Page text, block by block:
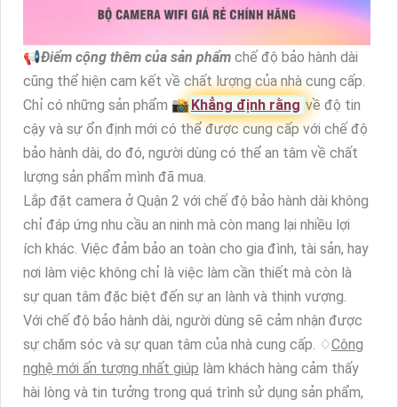
📢Điểm cộng thêm của sản phẩm chế độ bảo hành dài
cũng thể hiện cam kết về chất lượng của nhà cung cấp.
Chỉ có những sản phẩm 📸 Khẳng định rằng về độ tin
cậy và sự ổn định mới có thể được cung cấp với chế độ
bảo hành dài, do đó, người dùng có thể an tâm về chất
lượng sản phẩm mình đã mua.
Lắp đặt camera ở Quận 2 với chế độ bảo hành dài không
chỉ đáp ứng nhu cầu an ninh mà còn mang lại nhiều lợi
ích khác. Việc đảm bảo an toàn cho gia đình, tài sản, hay
nơi làm việc không chỉ là việc làm cần thiết mà còn là
sự quan tâm đặc biệt đến sự an lành và thịnh vượng.
Với chế độ bảo hành dài, người dùng sẽ cảm nhận được
sự chăm sóc và sự quan tâm của nhà cung cấp. ♢Công
nghệ mới ấn tượng nhất giúp làm khách hàng cảm thấy
hài lòng và tin tưởng trong quá trình sử dụng sản phẩm,